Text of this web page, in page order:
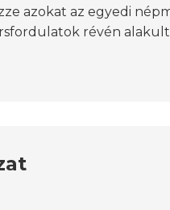
azokat az egyedi
révén